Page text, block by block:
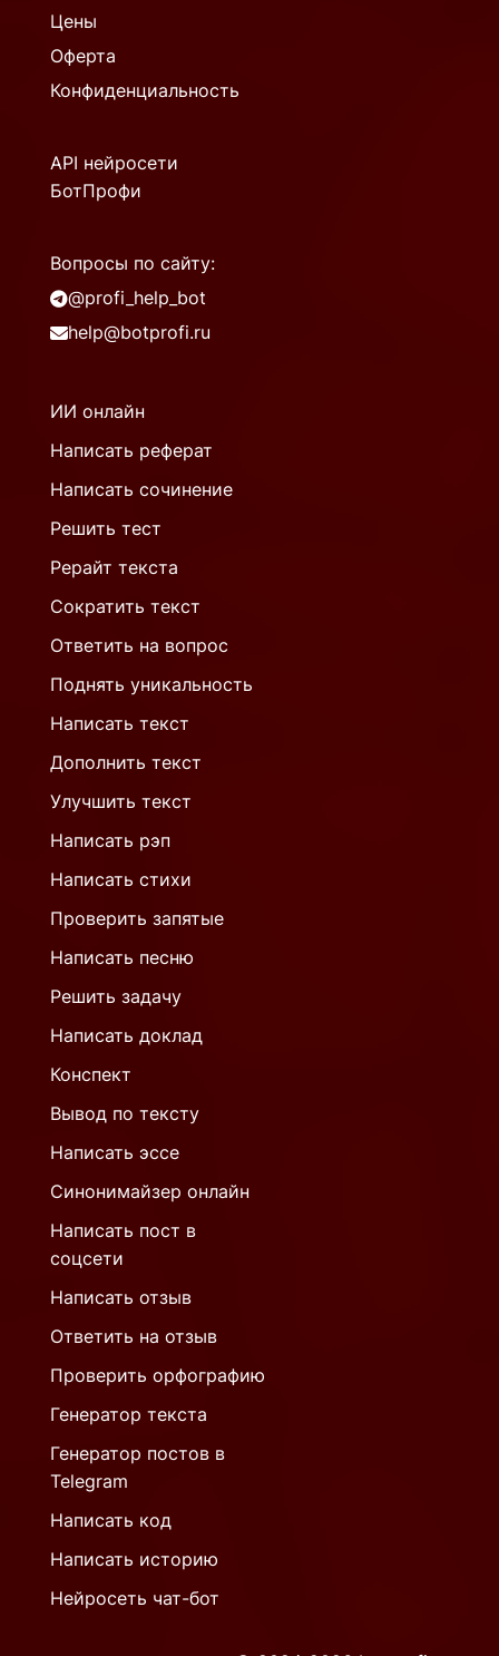
Цены
Оферта
Конфиденциальность
API нейросети
БотПрофи
Вопросы по сайту:
@profi_help_bot
help@botprofi.ru
ИИ онлайн
Написать реферат
Написать сочинение
Решить тест
Рерайт текста
Сократить текст
Ответить на вопрос
Поднять уникальность
Написать текст
Дополнить текст
Улучшить текст
Написать рэп
Написать стихи
Проверить запятые
Написать песню
Решить задачу
Написать доклад
Конспект
Вывод по тексту
Написать эссе
Синонимайзер онлайн
Написать пост в
соцсети
Написать отзыв
Ответить на отзыв
Проверить орфографию
Генератор текста
Генератор постов в
Telegram
Написать код
Написать историю
Нейросеть чат-бот